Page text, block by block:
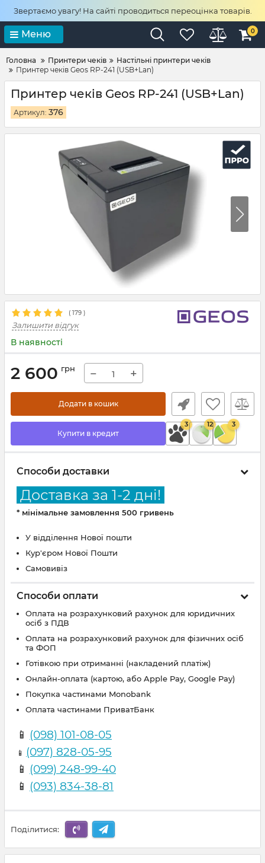
Звертаємо увагу! На сайті проводиться переоцінка товарів.
Меню 0
Головна Принтери чеків
Настільні принтери чеків
Принтер чеків Geos RP-241 (USB+Lan)
Принтер чеків Geos RP-241 (USB+Lan)
Артикул: 376
( 179 )
Залишити відгук
В наявності
2 600 грн − +
Додати в кошик
Купити в кредит
3 12 3
Способи доставки
Доставка за 1-2 дні!
* мінімальне замовлення 500 гривень
У відділення Нової пошти
Кур'єром Нової Пошти
Самовивіз
Способи оплати
Оплата на розрахунковий рахунок для юридичних
осіб з ПДВ
Оплата на розрахунковий рахунок для фізичних осіб
та ФОП
Готівкою при отриманні (накладений платіж)
Онлайн-оплата (картою, або Apple Pay, Google Pay)
Покупка частинами Monobank
Оплата частинами ПриватБанк
📱 (098) 101-08-05
📱 (097) 828-05-95
📱 (099) 248-99-40
📱 (093) 834-38-81
Поділитися: